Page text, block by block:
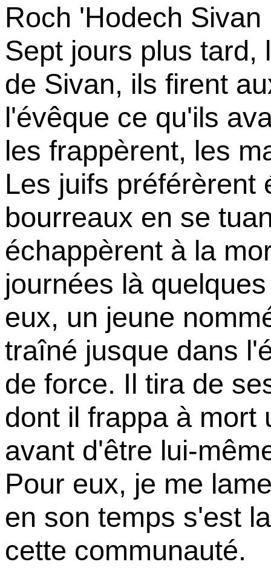
Roch 'Hodech Sivan
Sept jours plus tard,
de Sivan, ils firent
l'évêque ce qu'ils
les frappèrent, les
Les juifs préférèrent
bourreaux en se
échappèrent à la
journées là
eux, un jeune
traîné jusque dans
de force. Il tira de
dont il frappa à mort
avant d'être lui-
Pour eux, je me
en son temps s'est
cette communauté.